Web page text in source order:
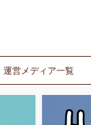
運営メディア一覧